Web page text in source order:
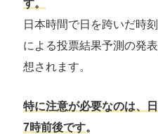
す。
日本時間で日を跨いだ時
による投票結果予測の発
想されます。
特に注意が必要なのは、
7時前後です。